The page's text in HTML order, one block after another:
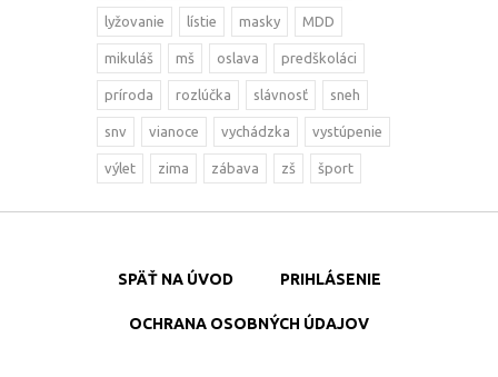
lyžovanie lístie masky MDD
mikuláš mš oslava predškoláci
príroda rozlúčka slávnosť sneh
snv vianoce vychádzka vystúpenie
výlet zima zábava zš šport
SPÄŤ NA ÚVOD PRIHLÁSENIE
OCHRANA OSOBNÝCH ÚDAJOV